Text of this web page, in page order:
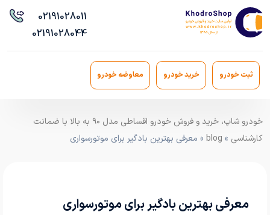
02191028011
02191028044
ثبت خودرو خرید خودرو معاوضه خودرو
خودرو شاپ، خرید و فروش خودرو اقساطی مدل ۹۰ به بالا با ضمانت
کارشناسی »
blog » معرفی بهترین بادگیر برای موتورسواری
معرفی بهترین بادگیر برای موتورسواری